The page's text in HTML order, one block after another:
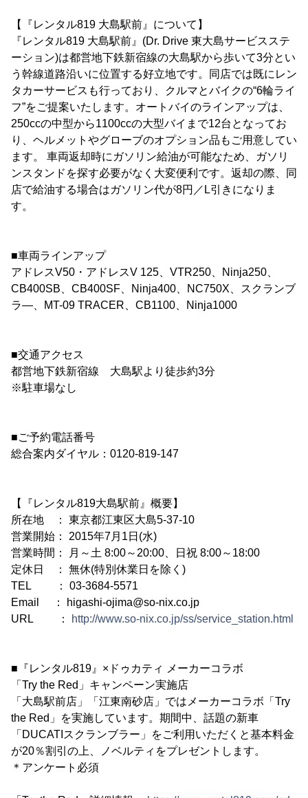
【『レンタル819 大島駅前』について】
『レンタル819 大島駅前』(Dr. Drive 東大島サービスステ
ーション)は都営地下鉄新宿線の大島駅から歩いて3分とい
う幹線道路沿いに位置する好立地です。同店では既にレン
タカーサービスも行っており、クルマとバイクの“6輪ライ
フ”をご提案いたします。オートバイのラインアップは、
250ccの中型から1100ccの大型バイまで12台となってお
り、ヘルメットやグローブのオプション品もご用意してい
ます。 車両返却時にガソリン給油が可能なため、ガソリ
ンスタンドを探す必要がなく大変便利です。返却の際、同
店で給油する場合はガソリン代が8円／L引きになりま
す。
■車両ラインアップ
アドレスV50・アドレスV 125、VTR250、Ninja250、
CB400SB、CB400SF、Ninja400、NC750X、スクランブ
ラ―、MT-09 TRACER、CB1100、Ninja1000
■交通アクセス
都営地下鉄新宿線 大島駅より徒歩約3分
※駐車場なし
■ご予約電話番号
総合案内ダイヤル：0120-819-147
【『レンタル819大島駅前』概要】
所在地 ： 東京都江東区大島5-37-10
営業開始： 2015年7月1日(水)
営業時間： 月～土 8:00～20:00、日祝 8:00～18:00
定休日 ： 無休(特別休業日を除く)
TEL ： 03-3684-5571
Email ： higashi-ojima@so-nix.co.jp
URL ：
http://www.so-nix.co.jp/ss/service_station.html
■『レンタル819』×ドゥカティ メーカーコラボ
「Try the Red」キャンペーン実施店
「大島駅前店」「江東南砂店」ではメーカーコラボ「Try
the Red」を実施しています。期間中、話題の新車
「DUCATIスクランブラー」をご利用いただくと基本料金
が20％割引の上、ノベルティをプレゼントします。
＊アンケート必須